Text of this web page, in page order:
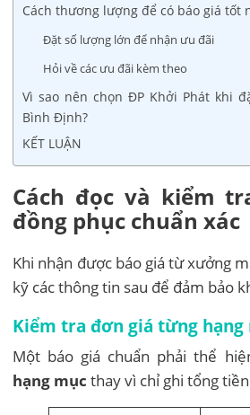
Cách thương lượng để có báo giá tốt
Đặt số lượng lớn để nhận ưu đãi
Hỏi về các ưu đãi kèm theo
Vì sao nên chọn ĐP Khởi Phát khi
Bình Định?
KẾT LUẬN
Cách đọc và kiểm
đồng phục chuẩn xác
Khi nhận được báo giá từ xưởng
kỹ các thông tin sau để đảm bảo
Kiểm tra đơn giá từng hạng
Một báo giá chuẩn phải thể
hạng mục thay vì chỉ ghi tổng